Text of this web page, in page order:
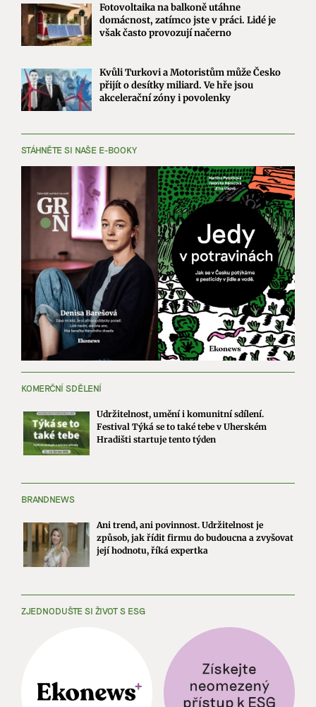
Fotovoltaika na balkoně utáhne
domácnost, zatímco jste v práci. Lidé je
však často provozují načerno
Kvůli Turkovi a Motoristům může Česko
přijít o desítky miliard. Ve hře jsou
akcelerační zóny i povolenky
STÁHNĚTE SI NAŠE E-BOOKY
KOMERČNÍ SDĚLENÍ
Udržitelnost, umění i komunitní sdílení.
Festival Týká se to také tebe v Uherském
Hradišti startuje tento týden
BRANDNEWS
Ani trend, ani povinnost. Udržitelnost je
způsob, jak řídit firmu do budoucna a zvyšovat
její hodnotu, říká expertka
ZJEDNODUŠTE SI ŽIVOT S ESG